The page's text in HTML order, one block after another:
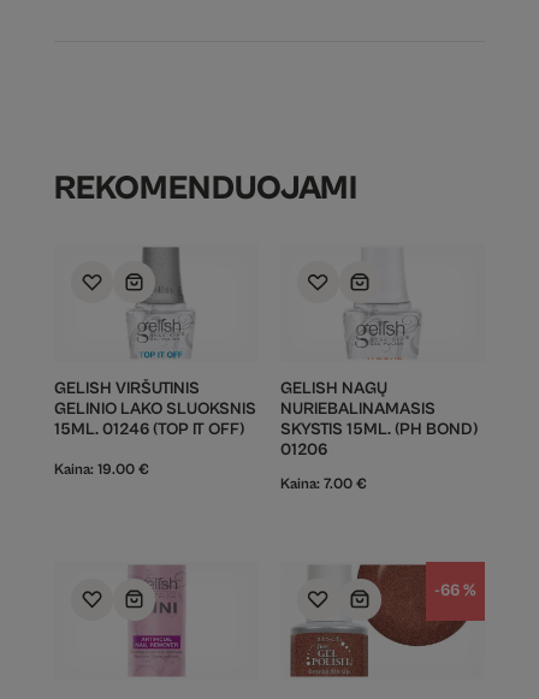
REKOMENDUOJAMI
GELISH VIRŠUTINIS
GELINIO LAKO SLUOKSNIS
15ML. 01246 (TOP IT OFF)
Kaina: 19.00 €
GELISH NAGŲ
NURIEBALINAMASIS
SKYSTIS 15ML. (PH BOND)
01206
Kaina: 7.00 €
-66 %